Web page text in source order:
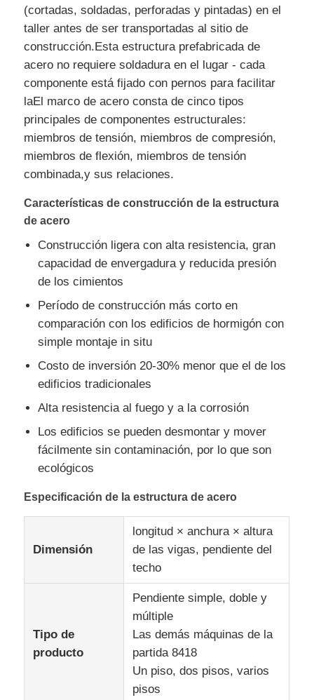
Material de construcción de acero
avícola
cobertizo de vacas
Cobertizo para caballos
Garaje de acero
(cortadas, soldadas, perforadas y pintadas) en el
taller antes de ser transportadas al sitio de
construcción.Esta estructura prefabricada de
acero no requiere soldadura en el lugar - cada
componente está fijado con pernos para facilitar
laEl marco de acero consta de cinco tipos
principales de componentes estructurales:
miembros de tensión, miembros de compresión,
miembros de flexión, miembros de tensión
combinada,y sus relaciones.
Características de construcción de la estructura
de acero
Construcción ligera con alta resistencia, gran
capacidad de envergadura y reducida presión
de los cimientos
Período de construcción más corto en
comparación con los edificios de hormigón con
simple montaje in situ
Costo de inversión 20-30% menor que el de los
edificios tradicionales
Alta resistencia al fuego y a la corrosión
Los edificios se pueden desmontar y mover
fácilmente sin contaminación, por lo que son
ecológicos
Especificación de la estructura de acero
Dimensión
longitud × anchura × altura
de las vigas, pendiente del
techo
Tipo de
producto
Pendiente simple, doble y
múltiple
Las demás máquinas de la
partida 8418
Un piso, dos pisos, varios
pisos